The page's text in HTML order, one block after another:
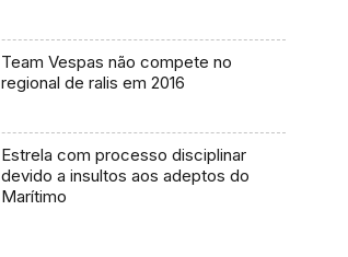
Team Vespas não compete no
regional de ralis em 2016
Estrela com processo disciplinar
devido a insultos aos adeptos do
Marítimo